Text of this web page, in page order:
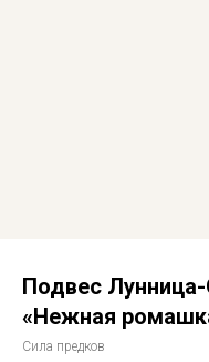
Подвес
«Нежная
Сила предков